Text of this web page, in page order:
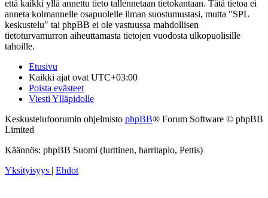
että kaikki yllä annettu tieto tallennetaan tietokantaan. Tätä tietoa ei
anneta kolmannelle osapuolelle ilman suostumustasi, mutta "SPL
keskustelu" tai phpBB ei ole vastuussa mahdollisen
tietoturvamurron aiheuttamasta tietojen vuodosta ulkopuolisille
tahoille.
Etusivu
Kaikki ajat ovat UTC+03:00
Poista evästeet
Viesti Ylläpidolle
Keskustelufoorumin ohjelmisto phpBB® Forum Software © phpBB
Limited
Käännös: phpBB Suomi (lurttinen, harritapio, Pettis)
Yksityisyys | Ehdot